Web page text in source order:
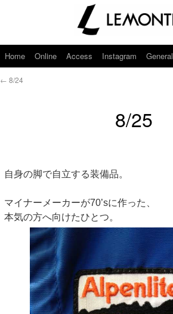
Home Online Access Instagram General
← 8/24
8/25
自身の脚で自立する装備品。
マイナーメーカーが70’sに作った、
本気の方へ向けたひとつ。